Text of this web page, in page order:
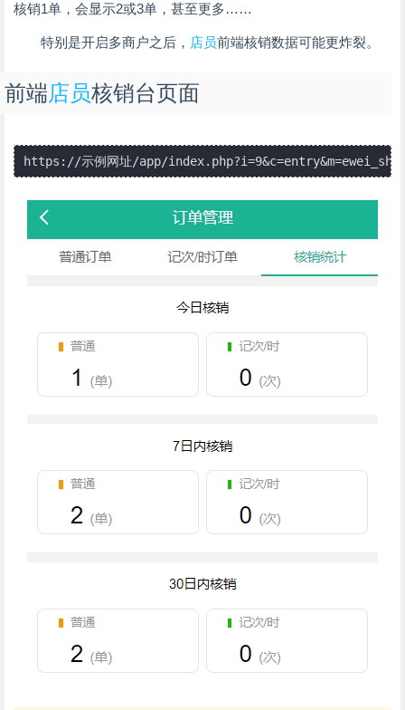
核销1单，会显示2或3单，甚至更多……
特别是开启多商户之后， 店员前端核销数据可能更炸裂。
前端店员核销台页面